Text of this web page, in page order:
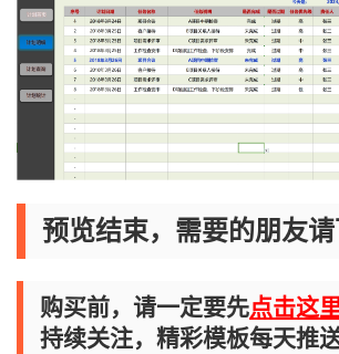
预览结束，需要的朋友请
购买前，请一定要先点击这
持续关注，精彩模板每天推